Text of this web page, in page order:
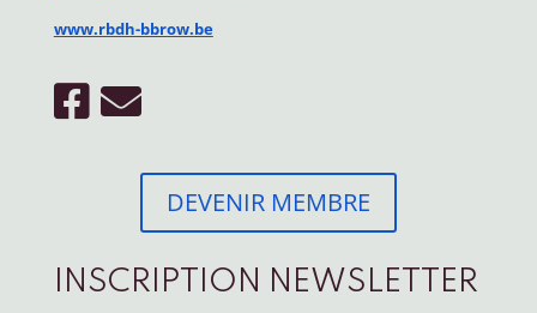
www.rbdh-bbrow.be
DEVENIR MEMBRE
INSCRIPTION NEWSLETTER